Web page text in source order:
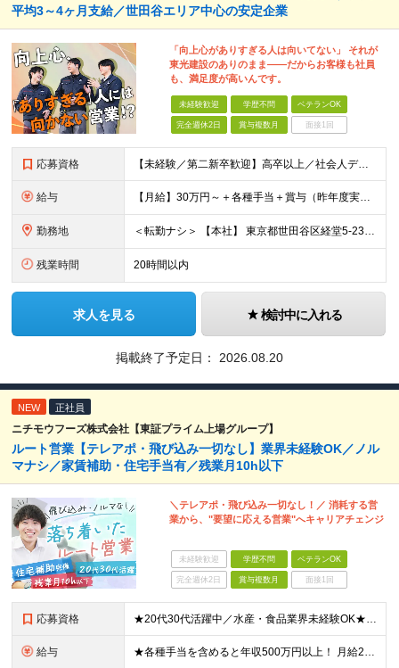
平均3～4ヶ月支給／世田谷エリア中心の安定企業
「向上心がありすぎる人は向いてない」 それが
東光建設のありのまま――だからお客様も社員
も、満足度が高いんです。
未経験歓迎 学歴不問 ベテランOK
完全週休2日 賞与複数月 面接1回
応募資格 【未経験／第二新卒歓迎】高卒以上／社会人デビュー◎／ブランク有◎／■要普免 入社時点に、特別な知識やスキル・経験は一切必要なし！ すべて入社後に、当社で身につけていただけるので 安心してください！
給与 【月給】30万円～＋各種手当＋賞与（昨年度実績：3～4ヶ月） ※上記月給には固定残業時間（10h分／2万円以上）を含みます。 超過分は別途支給いたします。 ■未経験・1年目の想定年収：420万円
勤務地 ＜転勤ナシ＞ 【本社】 東京都世田谷区経堂5-23-15
残業時間 20時間以内
求人を見る 検討中に入れる
掲載終了予定日： 2026.08.20
NEW 正社員
ニチモウフーズ株式会社【東証プライム上場グループ】
ルート営業【テレアポ・飛び込み一切なし】業界未経験OK／ノル
マナシ／家賃補助・住宅手当有／残業月10h以下
＼テレアポ・飛び込み一切なし！／ 消耗する営
業から、"要望に応える営業"へキャリアチェンジ
未経験歓迎 学歴不問 ベテランOK
完全週休2日 賞与複数月 面接1回
応募資格 ★20代30代活躍中／水産・食品業界未経験OK★ ◇学歴不問 ◇第二新卒歓迎 【必須要件】 ■何かしらの営業経験をお持ちの方 └水産や食品の経験・知識がない方でもOK！ 業界知識は入社後に丁寧にご
給与 ★各種手当を含めると年収500万円以上！ 月給25万円～45万円＋住宅手当もしくは借り上げ社宅補助＋賞与年2回＋その他各種手当 ※試用期間3ヵ月あり。期間中の給与・待遇の差異はありません ※年齢・能